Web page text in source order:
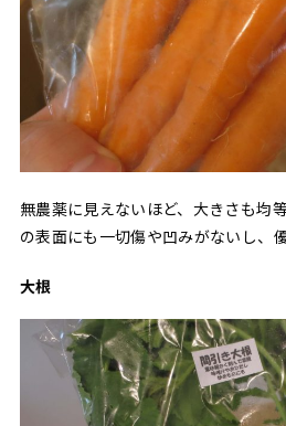
無農薬に見えないほど、大きさも均
の表面にも一切傷や凹みがないし、
大根